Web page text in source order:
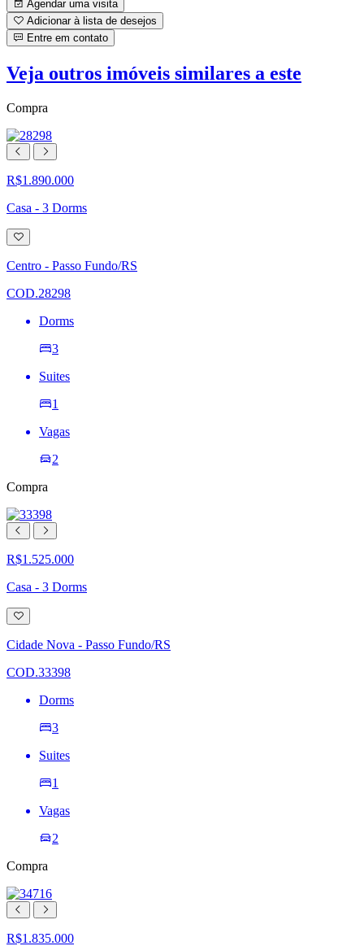
Agendar uma visita
Adicionar à lista de desejos
Entre em contato
Veja outros imóveis similares a este
Compra
R$1.890.000
Casa - 3 Dorms
Adicionar
à
lista
de
Centro - Passo Fundo/RS
COD.28298
Dorms
3
Suites
1
Vagas
2
Compra
R$1.525.000
Casa - 3 Dorms
Adicionar
à
lista
de
Cidade Nova - Passo Fundo/RS
COD.33398
Dorms
3
Suites
1
Vagas
2
Compra
R$1.835.000